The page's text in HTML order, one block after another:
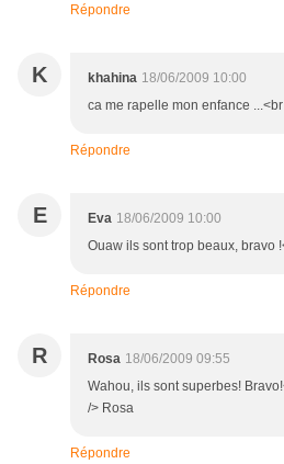
Répondre
K khahina 18/06/2009 10:00
ca me rapelle mon enfance
Répondre
E Eva 18/06/2009 10:00
Ouaw ils sont trop beaux, bravo
Répondre
R Rosa 18/06/2009 09:55
Wahou, ils sont superbes!
/> Rosa
Répondre